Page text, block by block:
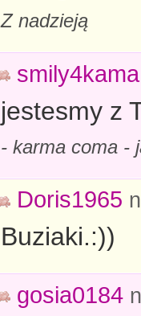
Z nadzieją
smily4kama
jestesmy z
- karma coma -
Doris1965
Buziaki.:))
gosia0184